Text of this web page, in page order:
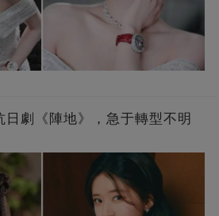
日劇《陣地》，急于轉型不明